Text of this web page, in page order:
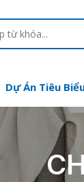
Dự Án Tiêu